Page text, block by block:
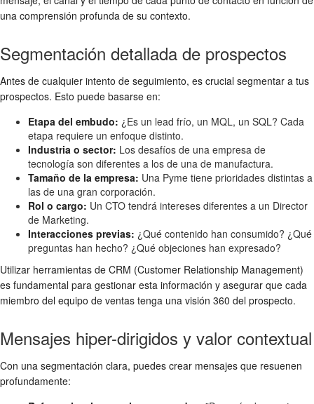
una comprensión profunda de su contexto.
Segmentación detallada de prospectos
Antes de cualquier intento de seguimiento, es crucial segmentar a tus
prospectos. Esto puede basarse en:
Etapa del embudo: ¿Es un lead frío, un MQL, un SQL? Cada
etapa requiere un enfoque distinto.
Industria o sector: Los desafíos de una empresa de
tecnología son diferentes a los de una de manufactura.
Tamaño de la empresa: Una Pyme tiene prioridades distintas a
las de una gran corporación.
Rol o cargo: Un CTO tendrá intereses diferentes a un Director
de Marketing.
Interacciones previas: ¿Qué contenido han consumido? ¿Qué
preguntas han hecho? ¿Qué objeciones han expresado?
Utilizar herramientas de CRM (Customer Relationship Management)
es fundamental para gestionar esta información y asegurar que cada
miembro del equipo de ventas tenga una visión 360 del prospecto.
Mensajes hiper-dirigidos y valor contextual
Con una segmentación clara, puedes crear mensajes que resuenen
profundamente: